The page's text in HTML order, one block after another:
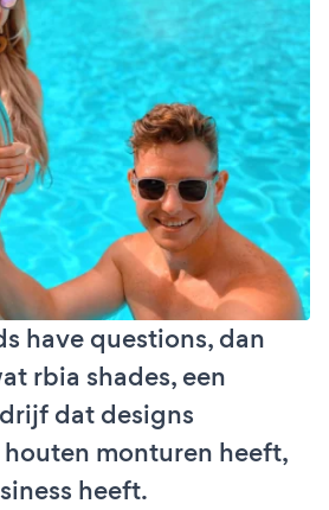
have questions, dan
rbia shades, een
dat designs
monturen heeft,
heeft.